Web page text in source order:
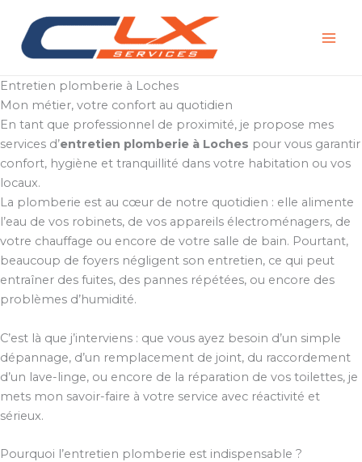
contenu
Entretien plomberie à Loches
Mon métier, votre confort au quotidien
En tant que professionnel de proximité, je propose mes
services d’entretien plomberie à Loches pour vous garantir
confort, hygiène et tranquillité dans votre habitation ou vos
locaux.
La plomberie est au cœur de notre quotidien : elle alimente
l’eau de vos robinets, de vos appareils électroménagers, de
votre chauffage ou encore de votre salle de bain. Pourtant,
beaucoup de foyers négligent son entretien, ce qui peut
entraîner des fuites, des pannes répétées, ou encore des
problèmes d’humidité.
C’est là que j’interviens : que vous ayez besoin d’un simple
dépannage, d’un remplacement de joint, du raccordement
d’un lave-linge, ou encore de la réparation de vos toilettes, je
mets mon savoir-faire à votre service avec réactivité et
sérieux.
Pourquoi l’entretien plomberie est indispensable ?